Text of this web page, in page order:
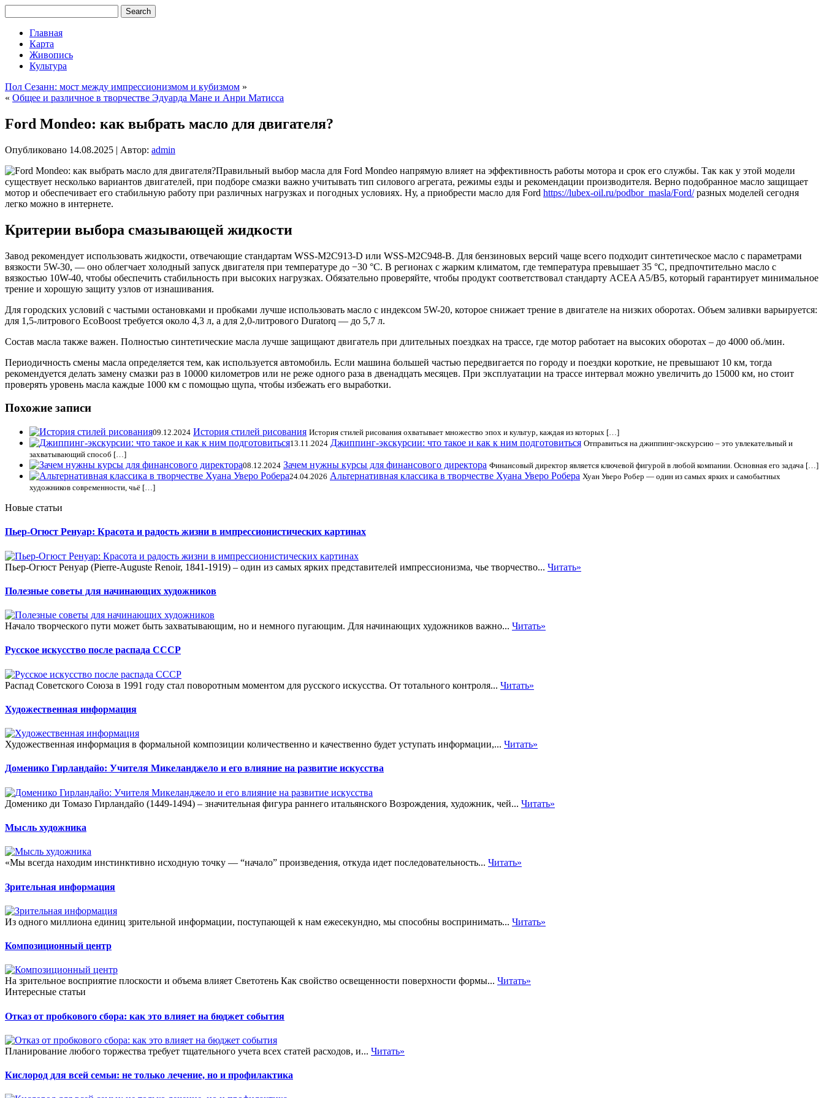
Главная
Карта
Живопись
Культура
Пол Сезанн: мост между импрессионизмом и кубизмом »
« Общее и различное в творчестве Эдуарда Мане и Анри Матисса
Ford Mondeo: как выбрать масло для двигателя?
Опубликовано 14.08.2025 | Автор: admin
Правильный выбор масла для Ford Mondeo напрямую влияет на эффективность работы мотора и срок его службы. Так как у этой модели
существует несколько вариантов двигателей, при подборе смазки важно учитывать тип силового агрегата, режимы езды и рекомендации производителя. Верно подобранное масло защищает
мотор и обеспечивает его стабильную работу при различных нагрузках и погодных условиях. Ну, а приобрести масло для Ford https://lubex-oil.ru/podbor_masla/Ford/разных моделей сегодня
легко можно в интернете.
Критерии выбора смазывающей жидкости
Завод рекомендует использовать жидкости, отвечающие стандартам WSS-M2C913-D или WSS-M2C948-B. Для бензиновых версий чаще всего подходит синтетическое масло с параметрами
вязкости 5W-30, — оно облегчает холодный запуск двигателя при температуре до −30 °C. В регионах с жарким климатом, где температура превышает 35 °C, предпочтительно масло с
вязкостью 10W-40, чтобы обеспечить стабильность при высоких нагрузках. Обязательно проверяйте, чтобы продукт соответствовал стандарту ACEA A5/B5, который гарантирует минимальное
трение и хорошую защиту узлов от изнашивания.
Для городских условий с частыми остановками и пробками лучше использовать масло с индексом 5W-20, которое снижает трение в двигателе на низких оборотах. Объем заливки варьируется:
для 1,5-литрового EcoBoost требуется около 4,3 л, а для 2,0-литрового Duratorq — до 5,7 л.
Состав масла также важен. Полностью синтетические масла лучше защищают двигатель при длительных поездках на трассе, где мотор работает на высоких оборотах – до 4000 об./мин.
Периодичность смены масла определяется тем, как используется автомобиль. Если машина большей частью передвигается по городу и поездки короткие, не превышают 10 км, тогда
рекомендуется делать замену смазки раз в 10000 километров или не реже одного раза в двенадцать месяцев. При эксплуатации на трассе интервал можно увеличить до 15000 км, но стоит
проверять уровень масла каждые 1000 км с помощью щупа, чтобы избежать его выработки.
Похожие записи
09.12.2024 История стилей рисования История стилей рисования охватывает множество эпох и культур, каждая из которых […]
13.11.2024 Джиппинг-экскурсии: что такое и как к ним подготовиться Отправиться на джиппинг-экскурсию – это увлекательный и
захватывающий способ […]
08.12.2024 Зачем нужны курсы для финансового директора Финансовый директор является ключевой фигурой в любой компании. Основная его задача […]
24.04.2026 Альтернативная классика в творчестве Хуана Уверо Робера Хуан Уверо Робер — один из самых ярких и самобытных
художников современности, чьё […]
Новые статьи
Пьер-Огюст Ренуар: Красота и радость жизни в импрессионистических картинах
Пьер-Огюст Ренуар (Pierre-Auguste Renoir, 1841-1919) – один из самых ярких представителей импрессионизма, чье творчество... Читать»
Полезные советы для начинающих художников
Начало творческого пути может быть захватывающим, но и немного пугающим. Для начинающих художников важно... Читать»
Русское искусство после распада СССР
Распад Советского Союза в 1991 году стал поворотным моментом для русского искусства. От тотального контроля... Читать»
Художественная информация
Художественная информация в формальной композиции количественно и качественно будет уступать информации,... Читать»
Доменико Гирландайо: Учителя Микеланджело и его влияние на развитие искусства
Доменико ди Томазо Гирландайо (1449-1494) – значительная фигура раннего итальянского Возрождения, художник, чей... Читать»
Мысль художника
«Мы всегда находим инстинктивно исходную точку — “начало” произведения, откуда идет последовательность... Читать»
Зрительная информация
Из одного миллиона единиц зрительной информации, поступающей к нам ежесекундно, мы способны воспринимать... Читать»
Композиционный центр
На зрительное восприятие плоскости и объема влияет Светотень Как свойство освещенности поверхности формы... Читать»
Интересные статьи
Отказ от пробкового сбора: как это влияет на бюджет события
Планирование любого торжества требует тщательного учета всех статей расходов, и... Читать»
Кислород для всей семьи: не только лечение, но и профилактика